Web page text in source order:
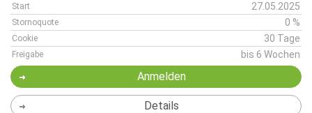
Start 27.05.2025
Stornoquote 0 %
Cookie 30 Tage
Freigabe bis 6 Wochen
Anmelden
Details